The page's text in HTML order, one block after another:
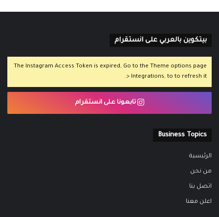
بيتكوين بالعربي على انستقرام
The Instagram Access Token is expired, Go to the Theme options page
> Integrations, to to refresh it.
تابعونا على انستقرام
Business Topics
الرئيسية
من نحن
اتصل بنا
اعلن معنا